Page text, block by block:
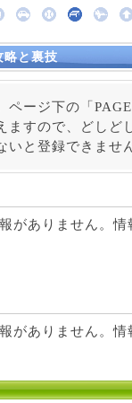
略と裏技
ページ下の「
ますので、どしど
いと登録できませ
がありません。
がありません。